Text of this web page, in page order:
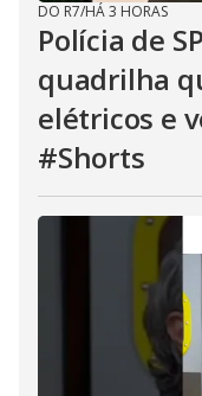
DO R7/HÁ 3 HORAS
Polícia de
quadrilha
elétricos e
#Shorts